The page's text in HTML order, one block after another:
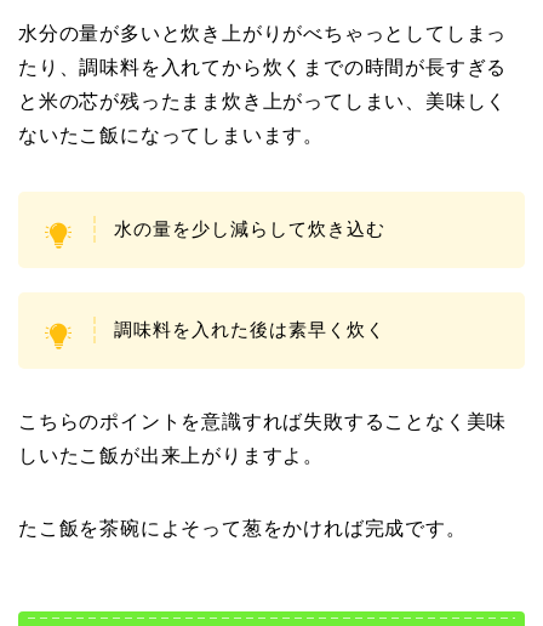
水分の量が多いと炊き上がりがべちゃっとしてしまっ
たり、調味料を入れてから炊くまでの時間が長すぎる
と米の芯が残ったまま炊き上がってしまい、美味しく
ないたこ飯になってしまいます。
水の量を少し減らして炊き込む
調味料を入れた後は素早く炊く
こちらのポイントを意識すれば失敗することなく美味
しいたこ飯が出来上がりますよ。
たこ飯を茶碗によそって葱をかければ完成です。